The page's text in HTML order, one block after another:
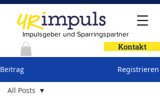
Impulsgeber und Sparringspartner
Kontakt
Beitrag Registrieren
All Posts